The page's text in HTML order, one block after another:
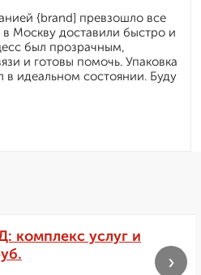
{brand] превзошло все
в Москву доставили быстро и
был прозрачным,
и готовы помочь. Упаковка
идеальном состоянии. Буду
комплекс услуг и
›